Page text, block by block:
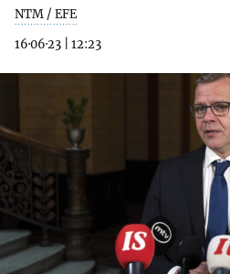
NTM / EFE
16·06·23
12:23